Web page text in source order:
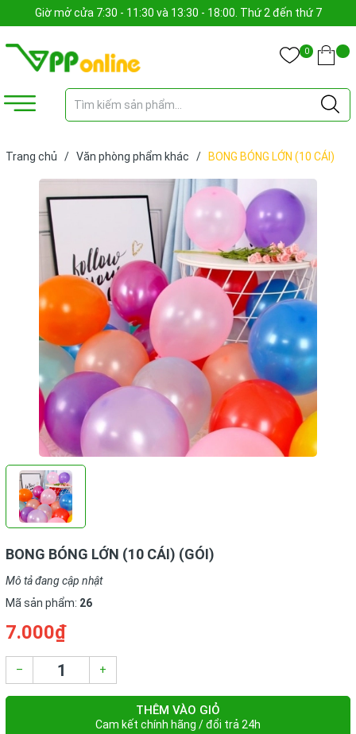
Giờ mở cửa 7:30 - 11:30 và 13:30 - 18:00. Thứ 2 đến thứ 7
0
Trang chủ / Văn phòng phẩm khác /
BONG BÓNG LỚN (10 CÁI)
BONG BÓNG LỚN (10 CÁI) (GÓI)
Mô tả đang cập nhật
Mã sản phẩm: 26
7.000₫
– +
THÊM VÀO GIỎ
Cam kết chính hãng / đổi trả 24h